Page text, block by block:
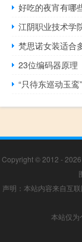
好吃的夜宵有哪
江阴职业技术学
梵思诺女装适合
23位编码器原理
“只待东巡动玉
Copyright © 2012 - 2026
声明：本站内容来自互
本站仅为